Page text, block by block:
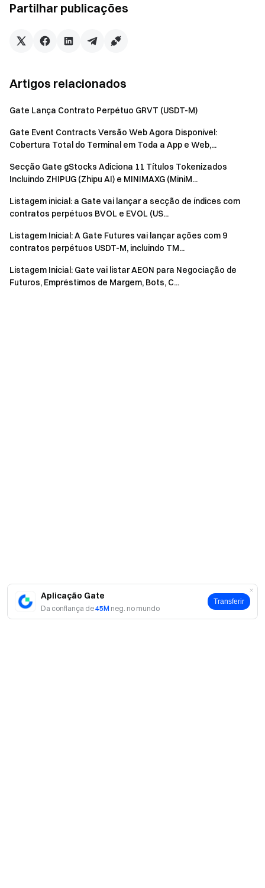
Aplicação Gate
Da confiança de45M neg. no mundo
Transferir
Partilhar publicações
Artigos relacionados
Gate Lança Contrato Perpétuo GRVT (USDT-M)
Gate Event Contracts Versão Web Agora Disponível:
Cobertura Total do Terminal em Toda a App e Web,...
Secção Gate gStocks Adiciona 11 Títulos Tokenizados
Incluindo ZHIPUG (Zhipu AI) e MINIMAXG (MiniM...
Listagem inicial: a Gate vai lançar a secção de índices com
contratos perpétuos BVOL e EVOL (US...
Listagem Inicial: A Gate Futures vai lançar ações com 9
contratos perpétuos USDT-M, incluindo TM...
Listagem Inicial: Gate vai listar AEON para Negociação de
Futuros, Empréstimos de Margem, Bots, C...